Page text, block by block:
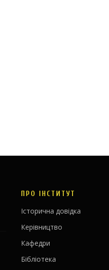
ПРО ІНСТИТУТ
Історична довідка
Керівництво
Кафедри
Бібліотека